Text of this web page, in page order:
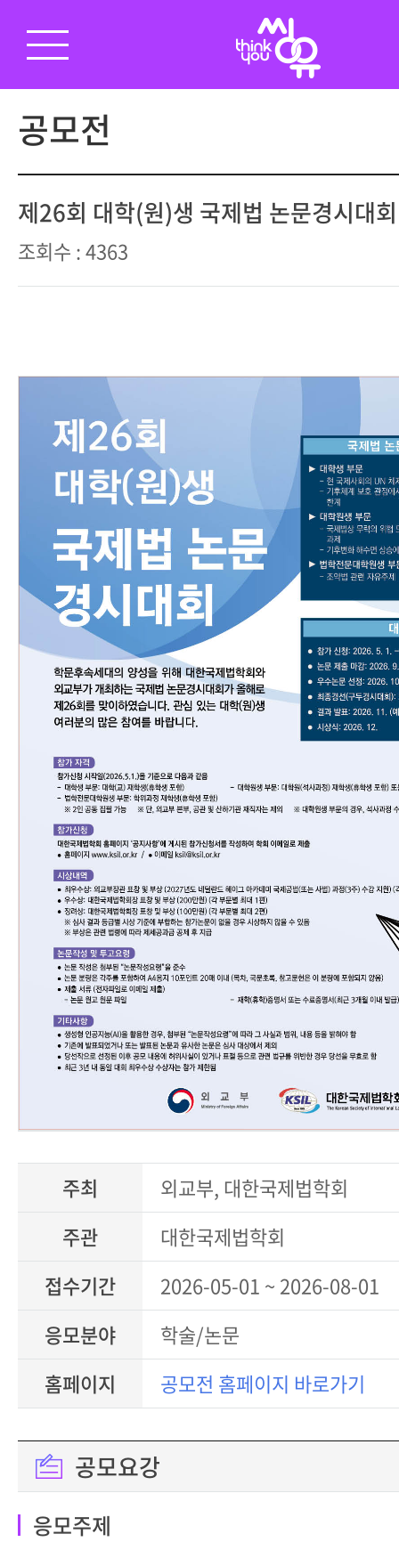
공모전
제26회 대학(원)생 국제법 논문경시대
조회수 : 4363
주최
외교부, 대한국제법학회
주관
대한국제법학회
접수기간
2026-05-01 ~ 2026-08-01
응모분야
학술/논문
홈페이지
공모전 홈페이지 바로가기
공모요강
응모주제